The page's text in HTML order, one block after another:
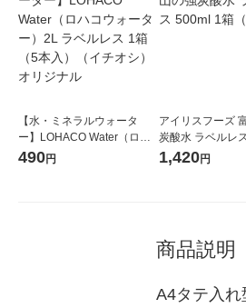
【水・ミネラルウォータ
ー】LOHACO Water（ロハ
コウォーター）2L ラベルレ
490円
アイリスフーズ
炭酸水 ラベルレ
箱（24本入）
1,420円
商品説明
A4タテ入